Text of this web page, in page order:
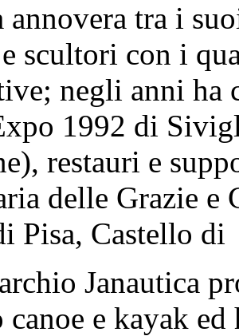
annovera tra i
scultori con i
negli anni ha
1992 di
restauri e
delle Grazie
Pisa, Castello di
Janautica
canoe e kayak